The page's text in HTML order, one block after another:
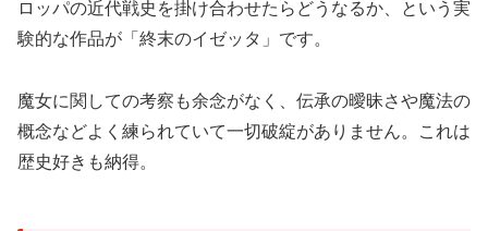
ロッパの近代戦史を掛け合わせたらどうなるか、という実
験的な作品が「終末のイゼッタ」です。
魔女に関しての考察も余念がなく、伝承の曖昧さや魔法の
概念などよく練られていて一切破綻がありません。これは
歴史好きも納得。